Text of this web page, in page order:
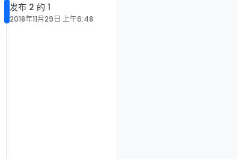
发布 2 的 1
2018年11月29日 上午6:48